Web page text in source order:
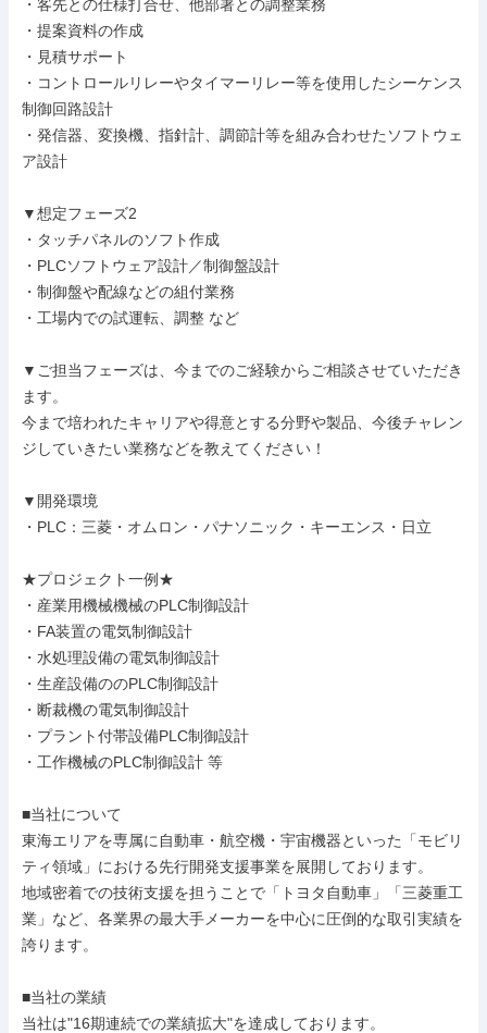
・客先との仕様打合せ、他部署との調整業務
・提案資料の作成
・見積サポート
・コントロールリレーやタイマーリレー等を使用したシーケンス
制御回路設計
・発信器、変換機、指針計、調節計等を組み合わせたソフトウェ
ア設計
▼想定フェーズ2
・タッチパネルのソフト作成
・PLCソフトウェア設計／制御盤設計
・制御盤や配線などの組付業務
・工場内での試運転、調整 など
▼ご担当フェーズは、今までのご経験からご相談させていただき
ます。
今まで培われたキャリアや得意とする分野や製品、今後チャレン
ジしていきたい業務などを教えてください！
▼開発環境
・PLC：三菱・オムロン・パナソニック・キーエンス・日立
★プロジェクト一例★
・産業用機械機械のPLC制御設計
・FA装置の電気制御設計
・水処理設備の電気制御設計
・生産設備ののPLC制御設計
・断裁機の電気制御設計
・プラント付帯設備PLC制御設計
・工作機械のPLC制御設計 等
■当社について
東海エリアを専属に自動車・航空機・宇宙機器といった「モビリ
ティ領域」における先行開発支援事業を展開しております。
地域密着での技術支援を担うことで「トヨタ自動車」「三菱重工
業」など、各業界の最大手メーカーを中心に圧倒的な取引実績を
誇ります。
■当社の業績
当社は"16期連続での業績拡大"を達成しております。